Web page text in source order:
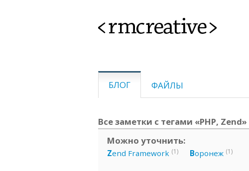
<rmcreative>
БЛОГ ФАЙЛЫ
Все заметки с тегами «PHP, Zend»
Можно уточнить:
Zend Framework (1) Воронеж (1)